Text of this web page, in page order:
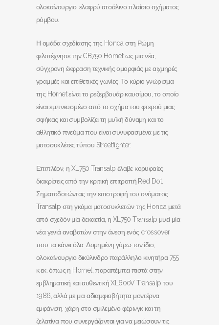
ολοκαίνουργιο, ελαφρύ ατσάλινο πλαίσιο σχήματος
ρόμβου.
Η ομάδα σχεδίασης της Honda στη Ρώμη
φιλοτέχνησε την CB750 Hornet ως μια νέα,
σύγχρονη έκφραση τεχνικής ομορφιάς με αιχμηρές
γραμμές και επιθετικές γωνίες. Το κύριο γνώρισμα
της Hornet είναι το ρεζερβουάρ καυσίμου, το οποίο
είναι εμπνευσμένο από το σχήμα του φτερού μιας
σφήκας και συμβολίζει τη μυϊκή δύναμη και το
αθλητικό πνεύμα που είναι συνυφασμένα με τις
μοτοσυκλέτες τύπου Streetfighter.
Επιπλέον, η XL750 Transalp έλαβε κορυφαίες
διακρίσεις από την κριτική επιτροπή Red Dot.
Σηματοδοτώντας την επιστροφή του ονόματος
Transalp στη γκάμα μοτοσυκλετών της Honda μετά
από σχεδόν μία δεκαετία, η XL750 Transalp μυεί μία
νέα γενιά αναβατών στην άνεση ενός crossover
που τα κάνει όλα. Δομημένη γύρω τον ίδιο,
ολοκαίνουργιο δικύλινδρο παράλληλο κινητήρα 755
κ.εκ. όπως η Hornet, παραπέμπει πιστά στην
εμβληματική και αυθεντική XL600V Transalp του
1986, αλλά με μια αδιαμφισβήτητα μοντέρνα
εμφάνιση, χάρη στο σμιλεμένο φέρινγκ και τη
ζελατίνα που συνεργάζονται για να μειώσουν τις